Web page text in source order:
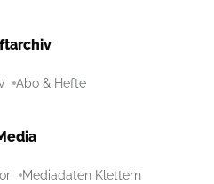
Abo & Hefte
Mediadaten Klettern